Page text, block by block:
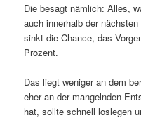
Die besagt nämlich: Alles,
auch innerhalb der
sinkt die Chance, das
Prozent.
Das liegt weniger an dem
eher an der mangelnden
hat, sollte schnell loslegen